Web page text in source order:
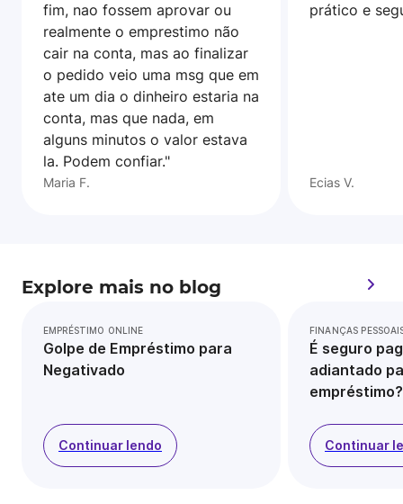
fim, nao fossem aprovar ou
realmente o emprestimo não
cair na conta, mas ao finalizar
o pedido veio uma msg que em
ate um dia o dinheiro estaria na
conta, mas que nada, em
alguns minutos o valor estava
la. Podem confiar."
Maria F.
prático e
Ecias V.
Explore mais no blog
EMPRÉSTIMO ONLINE
Golpe de Empréstimo para
Negativado
Continuar lendo
FINANÇAS
É seguro
adiantado
empréstimo?
Continuar